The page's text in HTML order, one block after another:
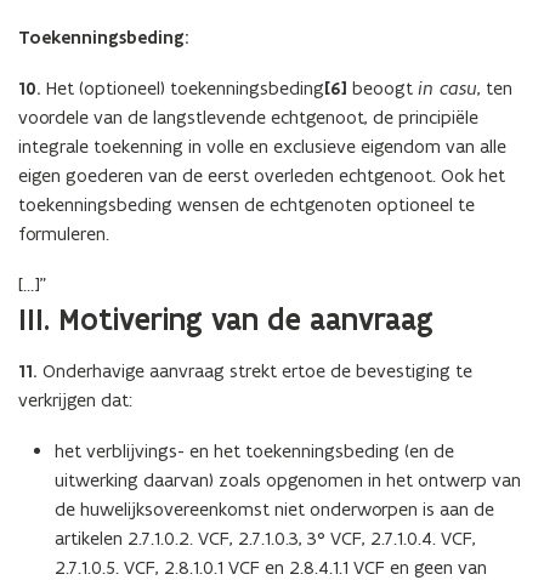
Toekenningsbeding:
10. Het (optioneel) toekenningsbeding[6] beoogt in casu, ten
voordele van de langstlevende echtgenoot, de principiële
integrale toekenning in volle en exclusieve eigendom van alle
eigen goederen van de eerst overleden echtgenoot. Ook het
toekenningsbeding wensen de echtgenoten optioneel te
formuleren.
[…]”
III. Motivering van de aanvraag
11. Onderhavige aanvraag strekt ertoe de bevestiging te
verkrijgen dat:
het verblijvings- en het toekenningsbeding (en de
uitwerking daarvan) zoals opgenomen in het ontwerp van
de huwelijksovereenkomst niet onderworpen is aan de
artikelen 2.7.1.0.2. VCF, 2.7.1.0.3, 3° VCF, 2.7.1.0.4. VCF,
2.7.1.0.5. VCF, 2.8.1.0.1 VCF en 2.8.4.1.1 VCF en geen van